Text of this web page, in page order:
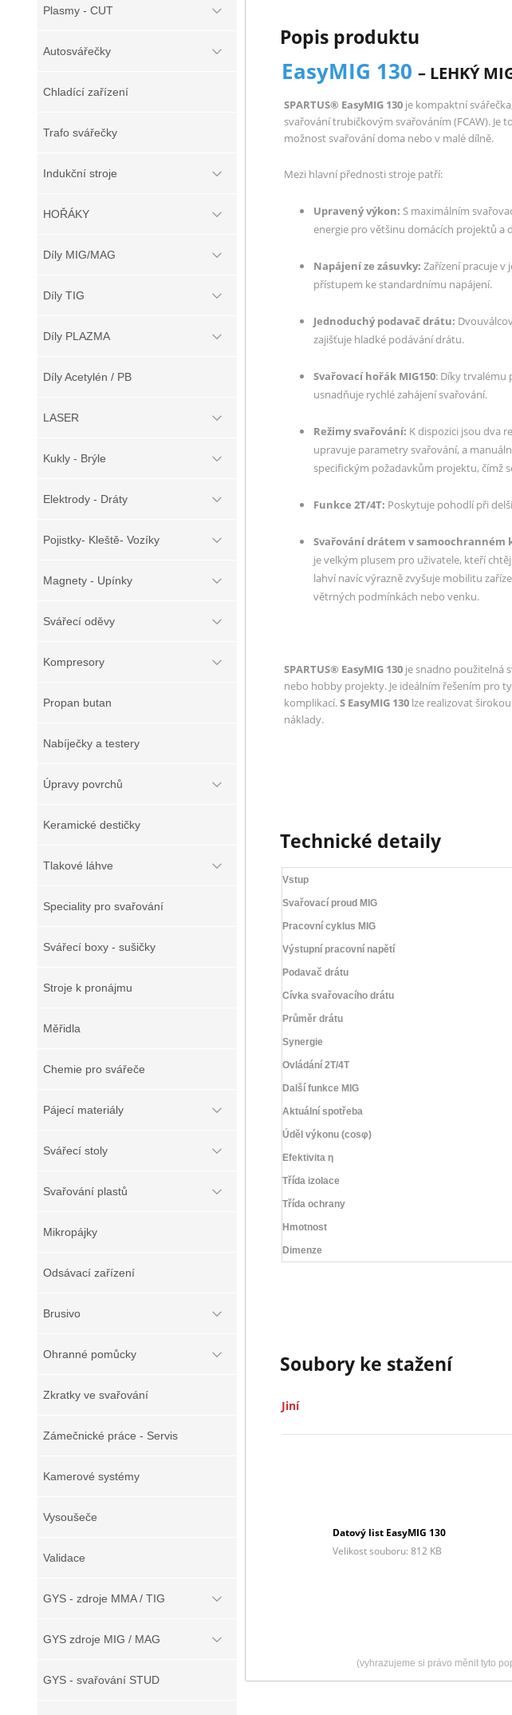
Plasmy - CUT
Autosvářečky
Chladící zařízení
Trafo svářečky
Indukční stroje
HOŘÁKY
Díly MIG/MAG
Díly TIG
Díly PLAZMA
Díly Acetylén / PB
LASER
Kukly - Brýle
Elektrody - Dráty
Pojistky- Kleště- Vozíky
Magnety - Upínky
Svářecí oděvy
Kompresory
Propan butan
Nabíječky a testery
Úpravy povrchů
Keramické destičky
Tlakové láhve
Speciality pro svařování
Svářecí boxy - sušičky
Stroje k pronájmu
Měřidla
Chemie pro svářeče
Pájecí materiály
Svářecí stoly
Svařování plastů
Mikropájky
Odsávací zařízení
Brusivo
Ohranné pomůcky
Zkratky ve svařování
Zámečnické práce - Servis
Kamerové systémy
Vysoušeče
Validace
GYS - zdroje MMA / TIG
GYS zdroje MIG / MAG
GYS - svařování STUD
Popis produktu
EasyMIG 130 – LEHKÝ
SPARTUS® EasyMIG 130 je kompaktní
svařování trubičkovým svařováním (FCAW).
možnost svařování doma nebo v malé dílně.
Mezi hlavní přednosti stroje patří:
Upravený výkon: S maximálním
energie pro většinu domácích projektů a
Napájení ze zásuvky: Zařízení pracuje v
přístupem ke standardnímu napájení.
Jednoduchý podavač drátu:
zajišťuje hladké podávání drátu.
Svařovací hořák MIG150: Díky trvalému
usnadňuje rychlé zahájení svařování.
Režimy svařování: K dispozici jsou dva
upravuje parametry svařování, a
specifickým požadavkům projektu, čímž
Funkce 2T/4T: Poskytuje pohodlí při
Svařování drátem v samoochranném
je velkým plusem pro uživatele, kteří
lahví navíc výrazně zvyšuje mobilitu
větrných podmínkách nebo venku.
SPARTUS® EasyMIG 130 je snadno použitelná
nebo hobby projekty. Je ideálním řešením pro
komplikací.S EasyMIG 130 lze realizovat
náklady.
Technické detaily
Vstup
Svařovací proud MIG
Pracovní cyklus MIG
Výstupní pracovní napětí
Podavač drátu
Cívka svařovacího drátu
Průměr drátu
Synergie
Ovládání 2T/4T
Další funkce MIG
Aktuální spotřeba
Úděl výkonu (cosφ)
Efektivita η
Třída izolace
Třída ochrany
Hmotnost
Dimenze
Soubory ke stažení
Jiní
Datový list EasyMIG 130
Velikost souboru: 812 KB
(vyhrazujeme si právo měnit tyto